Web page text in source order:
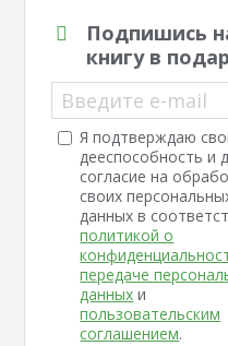
Подпишись
книгу в
Введите e-mail
Я подтверждаю
дееспособность и
согласие на
своих
данных в
политикой о
передаче
данных и
пользовательским
соглашением.